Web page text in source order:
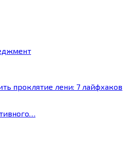
проклятие лени: 7 лайфхаков